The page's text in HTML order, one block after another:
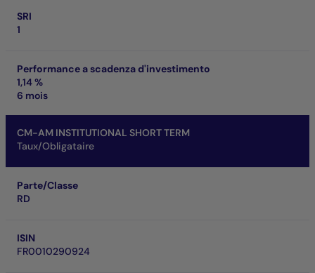
SRI
1
Performance a scadenza d'investimento
1,14 %
6 mois
CM-AM INSTITUTIONAL SHORT TERM
Taux/Obligataire
Parte/Classe
RD
ISIN
FR0010290924